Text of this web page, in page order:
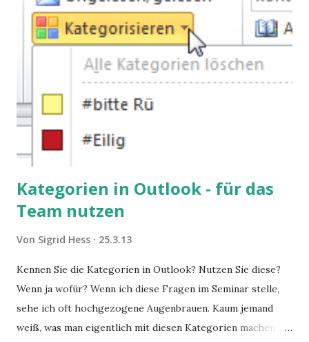
Kategorien in Outlook - für das
Team nutzen
Von Sigrid Hess 25.3.13
Kennen Sie die Kategorien in Outlook? Nutzen Sie diese?
Wenn ja wofür? Wenn ich diese Fragen im Seminar stelle,
sehe ich oft hochgezogene Augenbrauen. Kaum jemand
weiß, was man eigentlich mit diesen Kategorien machen